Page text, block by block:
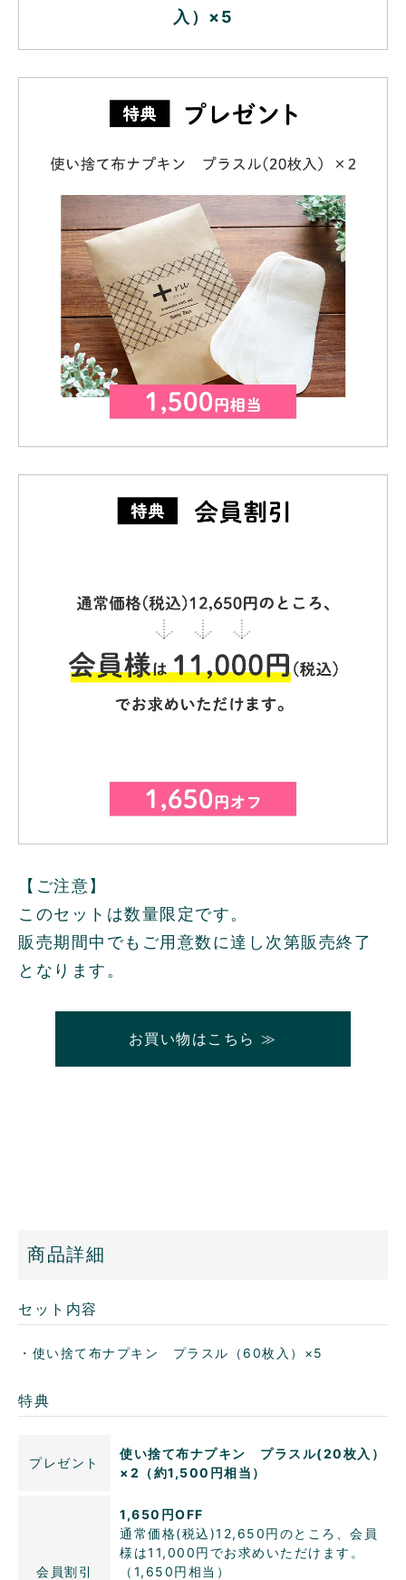
入）×5
【ご注意】
このセットは数量限定です。
販売期間中でもご用意数に達し次第販売終了
となります。
お買い物はこちら ≫
商品詳細
セット内容
・使い捨て布ナプキン プラスル（60枚入）×5
特典
プレゼント
使い捨て布ナプキン プラスル(20枚入）
×2（約1,500円相当）
会員割引
1,650円OFF
通常価格(税込)12,650円のところ、会員
様は11,000円でお求めいただけます。
（1,650円相当）